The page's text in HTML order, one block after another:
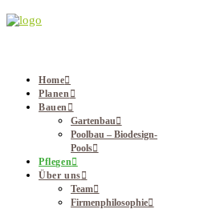
Home
Planen
Bauen
Gartenbau
Poolbau – Biodesign-
Pools
Pflegen
Über uns
Team
Firmenphilosophie